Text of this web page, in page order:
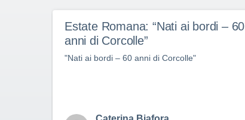
Estate Romana: “Nati ai bordi – 60
anni di Corcolle”
"Nati ai bordi – 60 anni di Corcolle"